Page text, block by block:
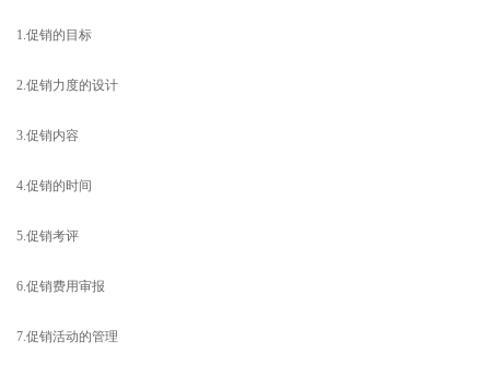
1.促销的目标
2.促销力度的设计
3.促销内容
4.促销的时间
5.促销考评
6.促销费用审报
7.促销活动的管理